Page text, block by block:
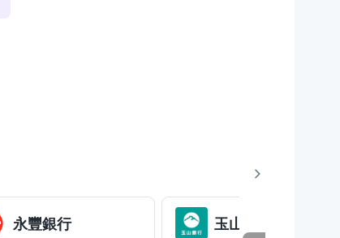
永豐銀行 玉山銀行